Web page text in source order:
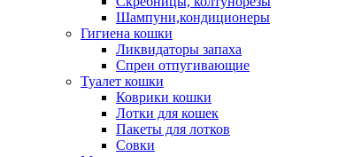
Шампуни,кондиционеры
Гигиена кошки
Ликвидаторы запаха
Спреи отпугивающие
Туалет кошки
Коврики кошки
Лотки для кошек
Пакеты для лотков
Совки